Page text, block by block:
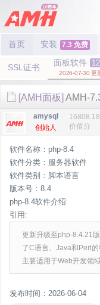
首页 安装 7.3 免费
SSL证书 面板软件
2026-07-30 更
[AMH面板] AMH-
amysql
创始人
16808.18
价值分
软件名称：php-8.4
软件分类：服务器软件
软件类别：脚本语言
版本号：8.4
php-8.4软件介绍
引用:
更新升级至php-8.4.21
了C语言、Java和Perl
主要适用于Web开发领域
发布时间：2026-06-04